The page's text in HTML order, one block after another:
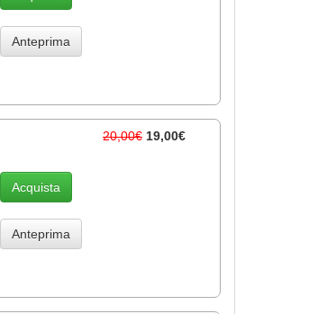
Anteprima
20,00€ 19,00€
Acquista
Anteprima